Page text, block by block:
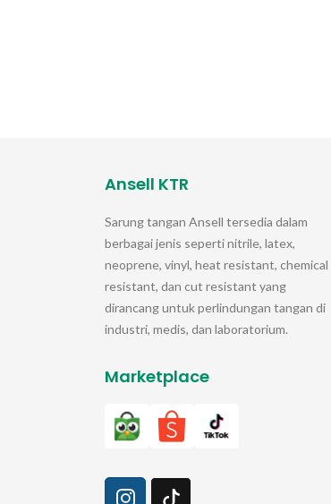
Ansell KTR
Sarung tangan Ansell tersedia dalam
berbagai jenis seperti nitrile, latex,
neoprene, vinyl, heat resistant, chemical
resistant, dan cut resistant yang
dirancang untuk perlindungan tangan di
industri, medis, dan laboratorium.
Marketplace